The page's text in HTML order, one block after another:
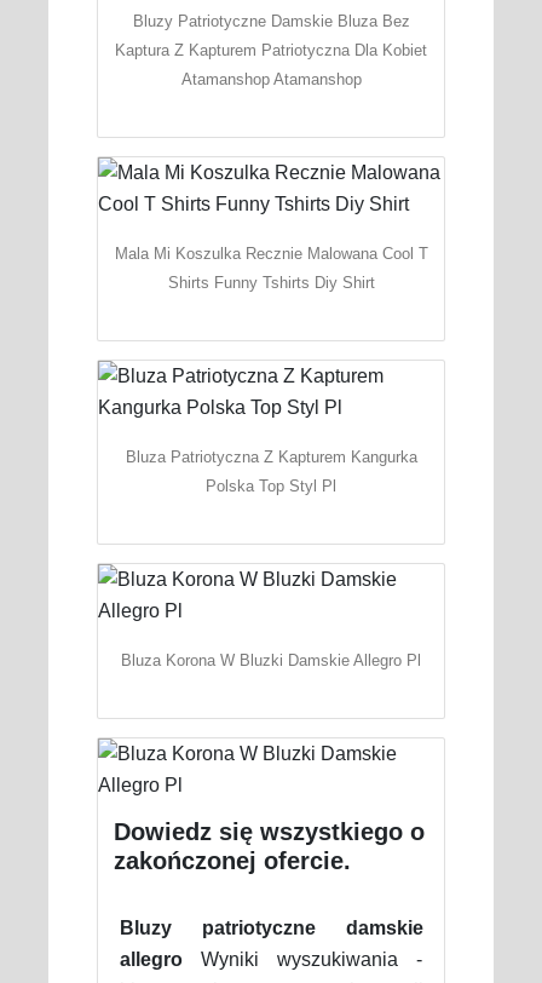
Bluzy Patriotyczne Damskie Bluza Bez
Kaptura Z Kapturem Patriotyczna Dla Kobiet
Atamanshop Atamanshop
Mala Mi Koszulka Recznie Malowana Cool T
Shirts Funny Tshirts Diy Shirt
Bluza Patriotyczna Z Kapturem Kangurka
Polska Top Styl Pl
Bluza Korona W Bluzki Damskie Allegro Pl
Dowiedz się wszystkiego o
zakończonej ofercie.
Bluzy patriotyczne damskie
allegroWyniki wyszukiwania -